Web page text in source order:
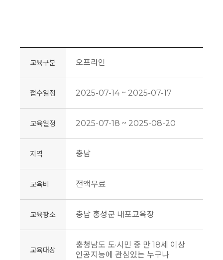
교육구분 오프라인
접수일정 2025-07-14 ~ 2025-07-17
교육일정 2025-07-18 ~ 2025-08-20
지역 충남
교육비 전액무료
교육장소 충남 홍성군 내포교육장
교육대상
충청남도 도·시민 중 만 18세 이상
인공지능에 관심있는 누구나